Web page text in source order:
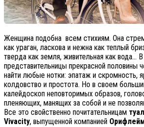
Женщина подобна всем стихиям. Она
как ураган, ласкова и нежна как теплый
тверда как земля, живительная как вода…
представительницы прекрасной половины
найти любые нотки: эпатаж и скромность,
колдовство и простота. Но в своем
калейдоскоп неповторимых образов,
пленяющих, манящих за собой и не
Все это свойственно почитательницам
Vivacity, выпущенной компанией